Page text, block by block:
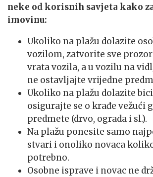
neke od korisnih savjeta kako
imovinu:
Ukoliko na plažu dolazite
vozilom, zatvorite sve
vrata vozila, a u vozilu na
ne ostavljajte vrijedne
Ukoliko na plažu dolazite
osigurajte se o krađe vežući
predmete (drvo, ograda i sl.).
Na plažu ponesite samo
stvari i onoliko novaca
potrebno.
Osobne isprave i novac ne